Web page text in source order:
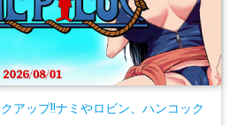
アップ!!ナミやロビン、ハンコック